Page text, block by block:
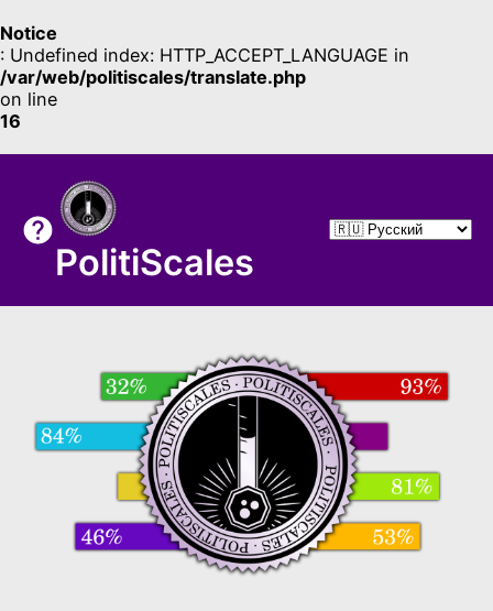
Notice
: Undefined index: HTTP_ACCEPT_LANGUAGE in
/var/web/politiscales/translate.php
on line
16
PolitiScales